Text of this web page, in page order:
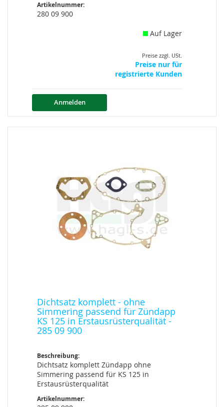
Artikelnummer:
280 09 900
Auf Lager
Preise zzgl. USt.
Preise nur für
registrierte Kunden
Anmelden
Dichtsatz komplett - ohne
Simmering passend für Zündapp
KS 125 in Erstausrüsterqualität -
285 09 900
Beschreibung:
Dichtsatz komplett Zündapp ohne
Simmering passend für KS 125 in
Erstausrüsterqualität
Artikelnummer: